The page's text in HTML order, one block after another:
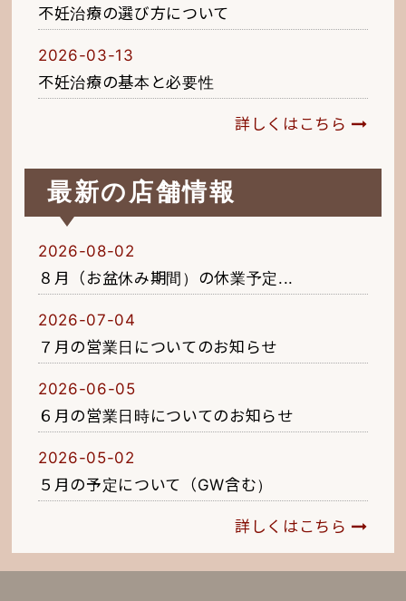
不妊治療の選び方について
2026-03-13
不妊治療の基本と必要性
詳しくはこちら
最新の店舗情報
2026-08-02
８月（お盆休み期間）の休業予定...
2026-07-04
７月の営業日についてのお知らせ
2026-06-05
６月の営業日時についてのお知らせ
2026-05-02
５月の予定について（GW含む）
詳しくはこちら